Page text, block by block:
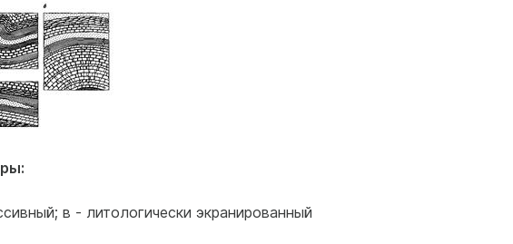
в - литологически экранированный